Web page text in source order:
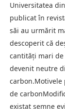
Universitatea
publicat în
săi au urmărit
descoperit că
cantități mari de
devenit neutre
de
existat semne